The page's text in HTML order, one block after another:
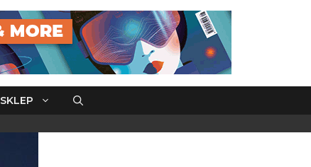
SKLEP